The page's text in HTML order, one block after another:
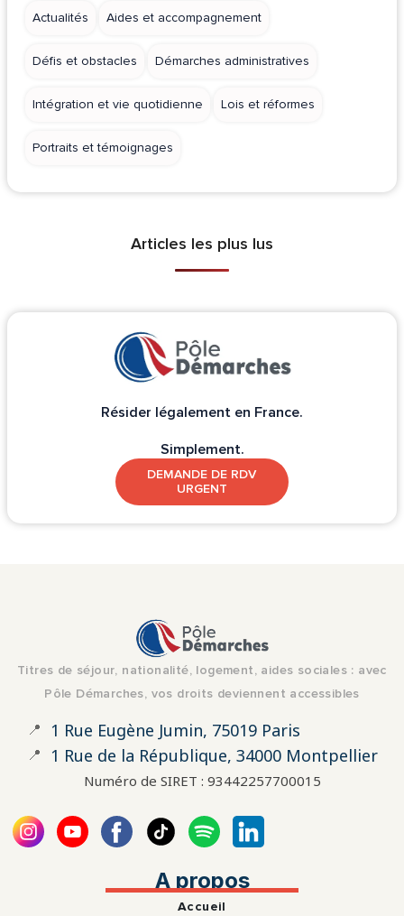
Actualités Aides et accompagnement
Défis et obstacles Démarches administratives
Intégration et vie quotidienne Lois et réformes
Portraits et témoignages
Articles les plus lus
Résider légalement en France.
Simplement.
DEMANDE DE RDV
URGENT
Titres de séjour, nationalité, logement, aides sociales : avec
Pôle Démarches, vos droits deviennent accessibles
📍 1 Rue Eugène Jumin, 75019 Paris
📍 1 Rue de la République, 34000 Montpellier
Numéro de SIRET : 93442257700015
A propos
Accueil